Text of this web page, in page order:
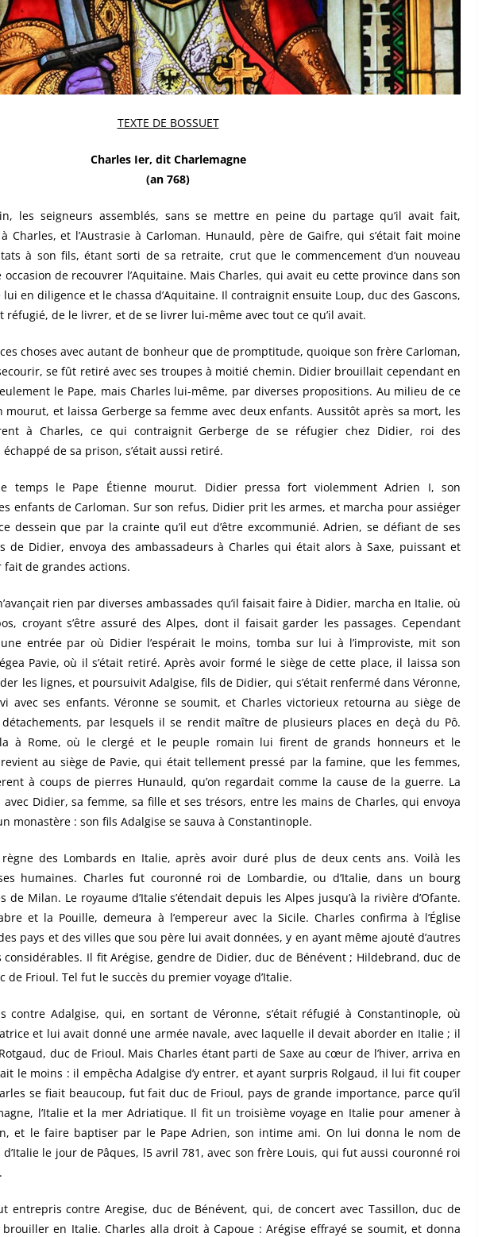
TEXTE DE BOSSUET
Charles Ier, dit Charlemagne
(an 768)
les seigneurs assemblés, sans se mettre en peine du partage qu’il avait fait,
Charles, et l’Austrasie à Carloman. Hunauld, père de Gaifre, qui s’était fait moine
à son fils, étant sorti de sa retraite, crut que le commencement d’un nouveau
de recouvrer l’Aquitaine. Mais Charles, qui avait eu cette province dans son
en diligence et le chassa d’Aquitaine. Il contraignit ensuite Loup, duc des Gascons,
réfugié, de le livrer, et de se livrer lui-même avec tout ce qu’il avait.
choses avec autant de bonheur que de promptitude, quoique son frère Carloman,
se fût retiré avec ses troupes à moitié chemin. Didier brouillait cependant en
le Pape, mais Charles lui-même, par diverses propositions. Au milieu de ce
mourut, et laissa Gerberge sa femme avec deux enfants. Aussitôt après sa mort, les
à Charles, ce qui contraignit Gerberge de se réfugier chez Didier, roi des
de sa prison, s’était aussi retiré.
temps le Pape Étienne mourut. Didier pressa fort violemment Adrien I, son
enfants de Carloman. Sur son refus, Didier prit les armes, et marcha pour assiéger
dessein que par la crainte qu’il eut d’être excommunié. Adrien, se défiant de ses
de Didier, envoya des ambassadeurs à Charles qui était alors à Saxe, puissant et
de grandes actions.
rien par diverses ambassades qu’il faisait faire à Didier, marcha en Italie, où
croyant s’être assuré des Alpes, dont il faisait garder les passages. Cependant
une entrée par où Didier l’espérait le moins, tomba sur lui à l’improviste, mit son
Pavie, où il s’était retiré. Après avoir formé le siège de cette place, il laissa son
les lignes, et poursuivit Adalgise, fils de Didier, qui s’était renfermé dans Véronne,
avec ses enfants. Véronne se soumit, et Charles victorieux retourna au siège de
détachements, par lesquels il se rendit maître de plusieurs places en deçà du Pô.
à Rome, où le clergé et le peuple romain lui firent de grands honneurs et le
au siège de Pavie, qui était tellement pressé par la famine, que les femmes,
à coups de pierres Hunauld, qu’on regardait comme la cause de la guerre. La
Didier, sa femme, sa fille et ses trésors, entre les mains de Charles, qui envoya
monastère : son fils Adalgise se sauva à Constantinople.
des Lombards en Italie, après avoir duré plus de deux cents ans. Voilà les
humaines. Charles fut couronné roi de Lombardie, ou d’Italie, dans un bourg
de Milan. Le royaume d’Italie s’étendait depuis les Alpes jusqu’à la rivière d’Ofante.
et la Pouille, demeura à l’empereur avec la Sicile. Charles confirma à l’Église
pays et des villes que sou père lui avait données, y en ayant même ajouté d’autres
considérables. Il fit Arégise, gendre de Didier, duc de Bénévent ; Hildebrand, duc de
de Frioul. Tel fut le succès du premier voyage d’Italie.
contre Adalgise, qui, en sortant de Véronne, s’était réfugié àConstantinople, où
et lui avait donné une armée navale, avec laquelle il devait aborderen Italie ; il
duc de Frioul. Mais Charles étant parti de Saxe au cœur de l’hiver, arriva en
le moins : il empêcha Adalgise d’y entrer, et ayant surpris Rolgaud, il lui fit couper
se fiait beaucoup, fut fait duc de Frioul, pays de grande importance, parce qu’il
l’Italie et la mer Adriatique. Il fit un troisième voyage en Italie pour amener à
et le faire baptiser par le Pape Adrien, son intime ami. On lui donna le nom de
d’Italiele jour de Pâques, l5avril 781, avec sonfrère Louis, qui fut aussi couronné roi
entrepris contreAregise, duc de Bénévent, qui, de concert avec Tassillon, duc de
en Italie. Charles alla droit à Capoue : Arégise effrayé se soumit, et donna